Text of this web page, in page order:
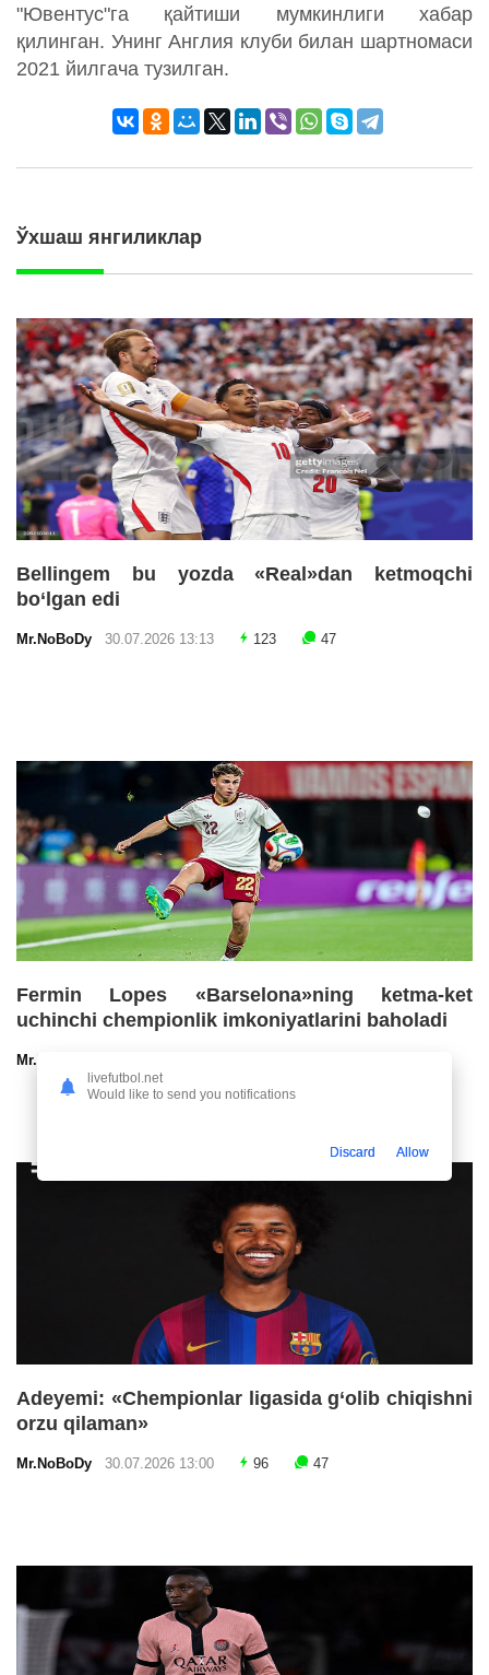
"Ювентус"га қайтиши мумкинлиги хабар
қилинган. Унинг Англия клуби билан шартномаси
2021 йилгача тузилган.
Ўхшаш янгиликлар
Bellingem bu yozda «Real»dan ketmoqchi
bo‘lgan edi
Mr.NoBoDy 30.07.2026 13:13 123 47
Fermin Lopes «Barselona»ning ketma-ket
uchinchi chempionlik imkoniyatlarini baholadi
Mr.NoBoDy
Adeyemi: «Chempionlar ligasida g‘olib chiqishni
orzu qilaman»
Mr.NoBoDy 30.07.2026 13:00 96 47
livefutbol.net
Would like to send you notifications
Discard Allow